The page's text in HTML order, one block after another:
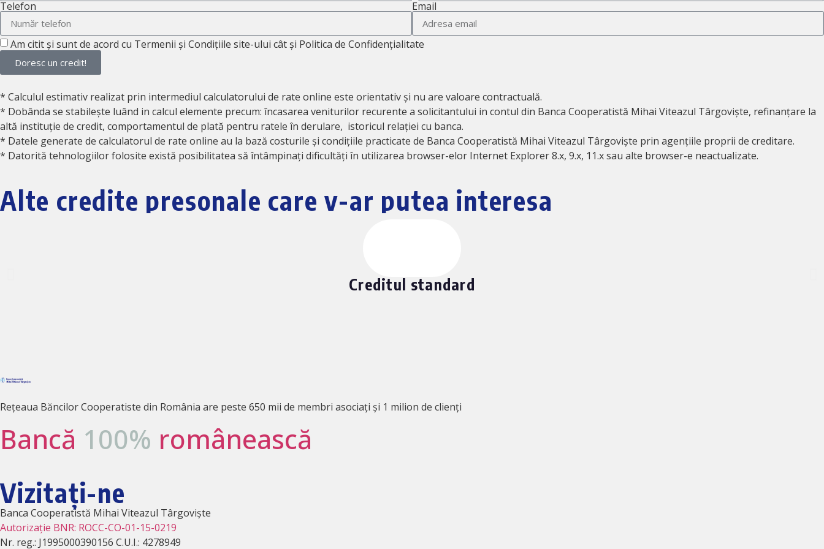
Telefon Email
Am citit și sunt de acord cu Termenii și Condițiile site-ului cât și Politica de Confidențialitate
Doresc un credit!
* Calculul estimativ realizat prin intermediul calculatorului de rate online este orientativ și nu are valoare contractuală.
* Dobânda se stabilește luând in calcul elemente precum: încasarea veniturilor recurente a solicitantului in contul din Banca Cooperatistă Mihai Viteazul Târgoviște, refinanțare la
altă instituție de credit, comportamentul de plată pentru ratele în derulare, istoricul relației cu banca.
* Datele generate de calculatorul de rate online au la bază costurile și condițiile practicate de Banca Cooperatistă Mihai Viteazul Târgoviște prin agențiile proprii de creditare.
* Datorită tehnologiilor folosite există posibilitatea să întâmpinați dificultăți în utilizarea browser-elor Internet Explorer 8.x, 9.x, 11.x sau alte browser-e neactualizate.
Alte credite presonale care v-ar putea interesa
Creditul standard
Rețeaua Băncilor Cooperatiste din România are peste 650 mii de membri asociați și 1 milion de clienți
Bancă 100% românească
Vizitați-ne
Banca Cooperatistă Mihai Viteazul Târgoviște
Autorizație BNR: ROCC-CO-01-15-0219
Nr. reg.: J1995000390156 C.U.I.: 4278949